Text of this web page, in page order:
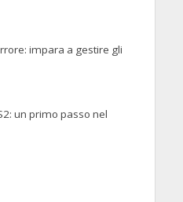
impara a gestire gli
un primo passo nel